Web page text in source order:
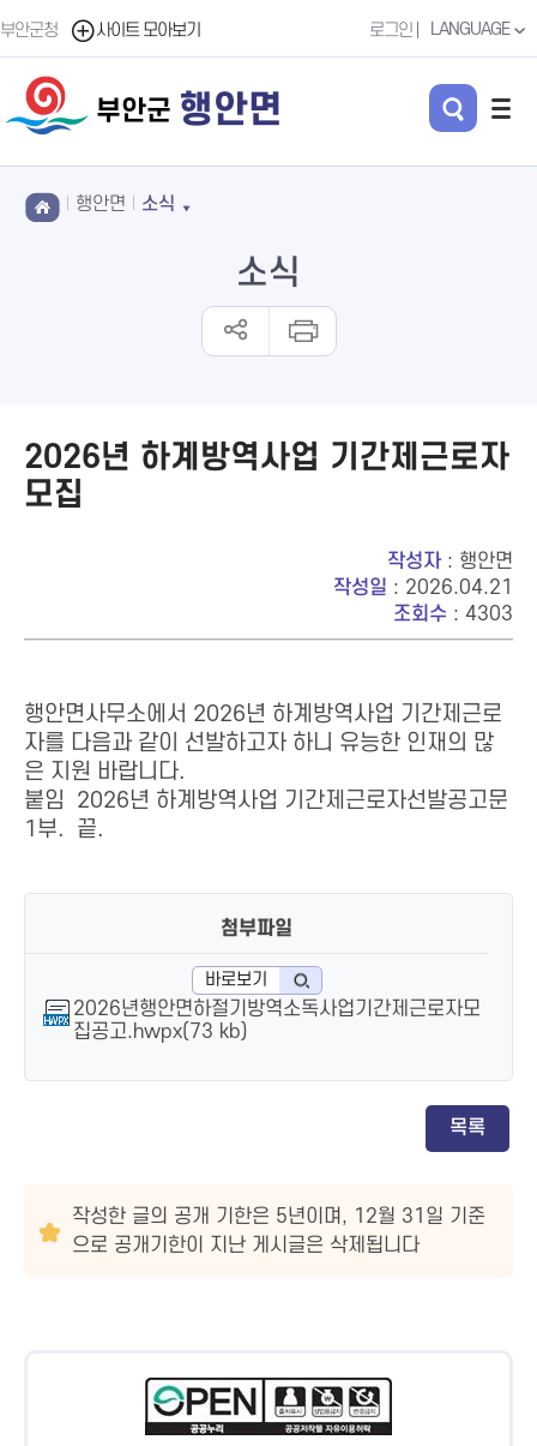
부안군청 사이트 모아보기 로그인 LANGUAGE
부안군 행안면
행안면 소식
소식
2026년 하계방역사업 기간제근로자
모집
작성자: 행안면
작성일 : 2026.04.21
조회수 : 4303
행안면사무소에서 2026년 하계방역사업 기간제근로
자를 다음과 같이 선발하고자 하니 유능한 인재의 많
은 지원 바랍니다.
붙임 2026년 하계방역사업 기간제근로자선발공고문
1부. 끝.
첨부파일
바로보기
2026년행안면하절기방역소독사업기간제근로자모
집공고.hwpx(73 kb)
목록
작성한 글의 공개 기한은 5년이며, 12월 31일 기준
으로 공개기한이 지난 게시글은 삭제됩니다